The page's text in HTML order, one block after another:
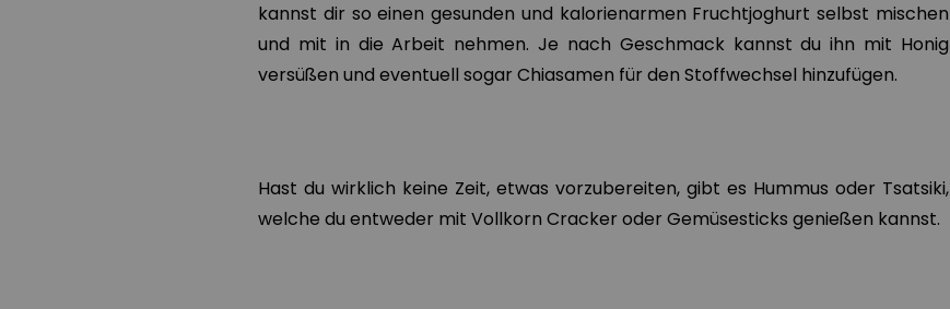
kannst dir so einen gesunden und kalorienarmen Fruchtjoghurt selbst mischen
und mit in die Arbeit nehmen. Je nach Geschmack kannst du ihn mit Honig
versüßen und eventuell sogar Chiasamen für den Stoffwechsel hinzufügen.
Hast du wirklich keine Zeit, etwas vorzubereiten, gibt es Hummus oder Tsatsiki,
welche du entweder mit Vollkorn Cracker oder Gemüsesticks genießen kannst.